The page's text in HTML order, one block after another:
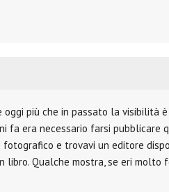
oggi più che in passato la visibilità
fa era necessario farsi pubblicare
e trovavi un editore
libro. Qualche mostra, se eri